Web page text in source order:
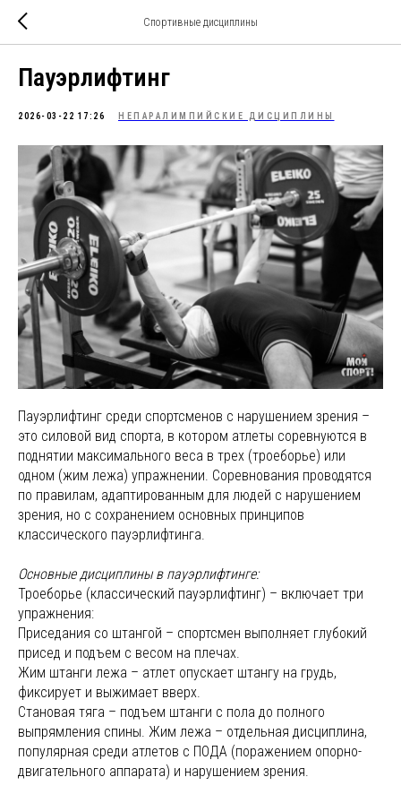
Спортивные дисциплины
Пауэрлифтинг
2026-03-22 17:26 НЕПАРАЛИМПИЙСКИЕ ДИСЦИПЛИНЫ
Пауэрлифтинг среди спортсменов с нарушением зрения –
это силовой вид спорта, в котором атлеты соревнуются в
поднятии максимального веса в трех (троеборье) или
одном (жим лежа) упражнении. Соревнования проводятся
по правилам, адаптированным для людей с нарушением
зрения, но с сохранением основных принципов
классического пауэрлифтинга.
Основные дисциплины в пауэрлифтинге:
Троеборье (классический пауэрлифтинг) – включает три
упражнения:
Приседания со штангой – спортсмен выполняет глубокий
присед и подъем с весом на плечах.
Жим штанги лежа – атлет опускает штангу на грудь,
фиксирует и выжимает вверх.
Становая тяга – подъем штанги с пола до полного
выпрямления спины. Жим лежа – отдельная дисциплина,
популярная среди атлетов с ПОДА (поражением опорно-
двигательного аппарата) и нарушением зрения.